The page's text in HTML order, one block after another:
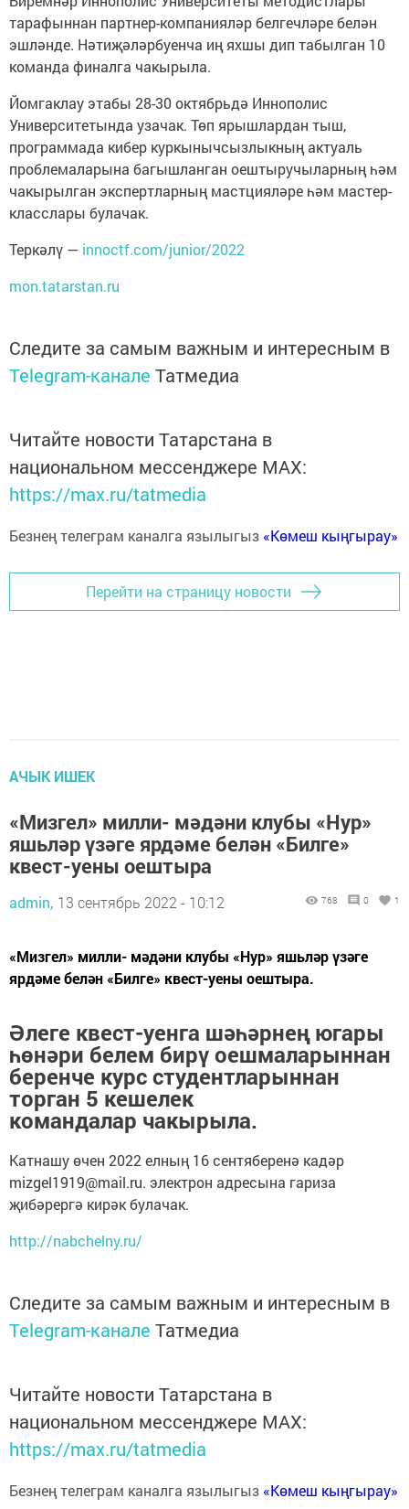
тарафыннан партнер-компанияләр белгечләре белән
эшләнде. Нәтиҗәләрбуенча иң яхшы дип табылган 10
команда финалга чакырыла.
Йомгаклау этабы 28-30 октябрьдә Иннополис
Университетында узачак. Төп ярышлардан тыш,
программада кибер куркынычсызлыкның актуаль
проблемаларына багышланган оештыручыларның һәм
чакырылган экспертларның мастцияләре һәм мастер-
класслары булачак.
Теркәлү — innoctf.com/junior/2022
mon.tatarstan.ru
Следите за самым важным и интересным в
Telegram-канале Татмедиа
Читайте новости Татарстана в
национальном мессенджере MАХ:
https://max.ru/tatmedia
Безнең телеграм каналга язылыгыз «Көмеш кыңгырау»
Перейти на страницу новости
АЧЫК ИШЕК
«Мизгел» милли- мәдәни клубы «Нур»
яшьләр үзәге ярдәме белән «Билге»
квест-уены оештыра
admin, 13 сентябрь 2022 - 10:12 768 0 1
«Мизгел» милли- мәдәни клубы «Нур» яшьләр үзәге
ярдәме белән «Билге» квест-уены оештыра.
Әлеге квест-уенга шәһәрнең югары
һөнәри белем бирү оешмаларыннан
беренче курс студентларыннан
торган 5 кешелек
командалар чакырыла.
Катнашу өчен 2022 елның 16 сентяберенә кадәр
mizgel1919@mail.ru. электрон адресына гариза
җибәрергә кирәк булачак.
http://nabchelny.ru/
Следите за самым важным и интересным в
Telegram-канале Татмедиа
Читайте новости Татарстана в
национальном мессенджере MАХ:
https://max.ru/tatmedia
Безнең телеграм каналга язылыгыз «Көмеш кыңгырау»